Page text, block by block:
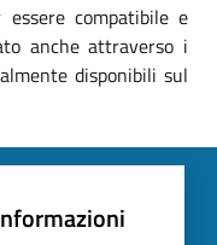
compatibile e
anche attraverso i
disponibili sul